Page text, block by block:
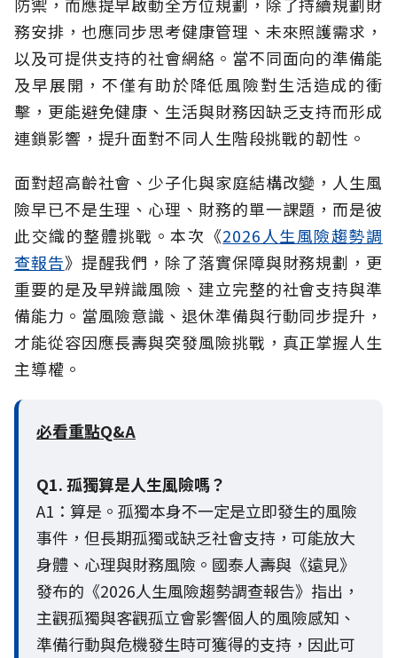
防禦，而應提早啟動全方位規劃，除了持續規劃財
務安排，也應同步思考健康管理、未來照護需求，
以及可提供支持的社會網絡。當不同面向的準備能
及早展開，不僅有助於降低風險對生活造成的衝
擊，更能避免健康、生活與財務因缺乏支持而形成
連鎖影響，提升面對不同人生階段挑戰的韌性。
面對超高齡社會、少子化與家庭結構改變，人生風
險早已不是生理、心理、財務的單一課題，而是彼
此交織的整體挑戰。本次《2026人生風險趨勢調
查報告》提醒我們，除了落實保障與財務規劃，更
重要的是及早辨識風險、建立完整的社會支持與準
備能力。當風險意識、退休準備與行動同步提升，
才能從容因應長壽與突發風險挑戰，真正掌握人生
主導權。
必看重點Q&A
Q1. 孤獨算是人生風險嗎？
A1：算是。孤獨本身不一定是立即發生的風險
事件，但長期孤獨或缺乏社會支持，可能放大
身體、心理與財務風險。國泰人壽與《遠見》
發布的《2026人生風險趨勢調查報告》指出，
主觀孤獨與客觀孤立會影響個人的風險感知、
準備行動與危機發生時可獲得的支持，因此可